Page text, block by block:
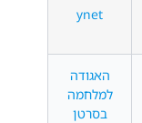
ynet
האגודה
למלחמה
בסרטן